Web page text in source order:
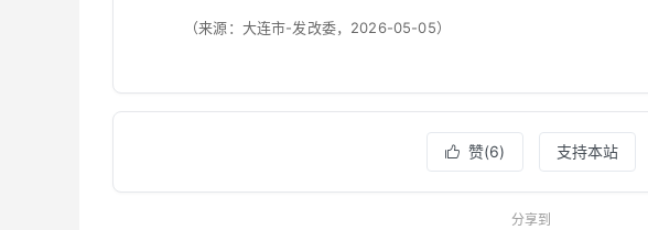
（来源：大连市-发改委，2026-05-05）
 赞(6) 支持本站
分享到